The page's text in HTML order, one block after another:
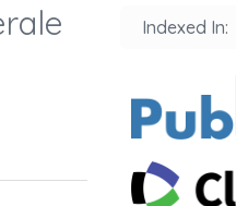
Indexed In: